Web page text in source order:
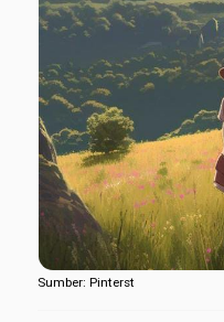
Sumber: Pinterst